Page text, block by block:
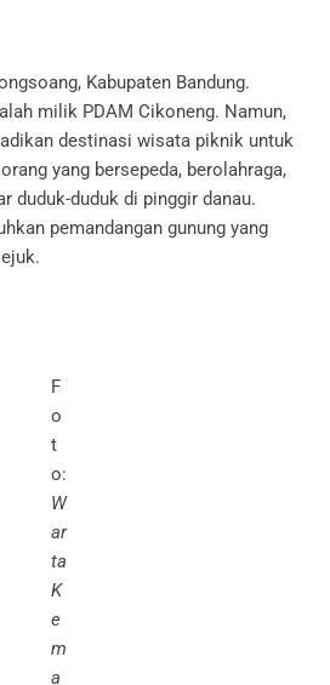
Kabupaten Bandung.
milik PDAM Cikoneng. Namun,
destinasi wisata piknik untuk
yang bersepeda, berolahraga,
duduk-duduk di pinggir danau.
pemandangan gunung yang
F
o
t
o:
W
ar
ta
K
e
m
a